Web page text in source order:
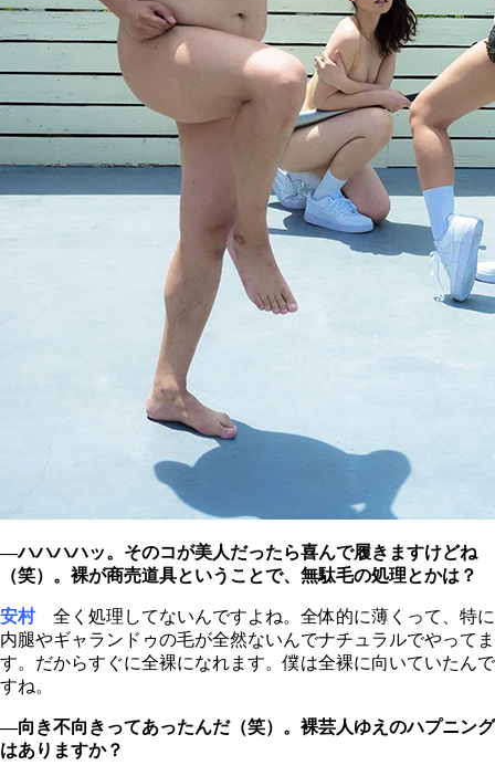
―ハハハハッ。そのコが美人だったら喜んで履きますけどね
（笑）。裸が商売道具ということで、無駄毛の処理とかは？
安村全く処理してないんですよね。全体的に薄くって、特に
内腿やギャランドゥの毛が全然ないんでナチュラルでやってま
す。だからすぐに全裸になれます。僕は全裸に向いていたんで
すね。
―向き不向きってあったんだ（笑）。裸芸人ゆえのハプニング
はありますか？